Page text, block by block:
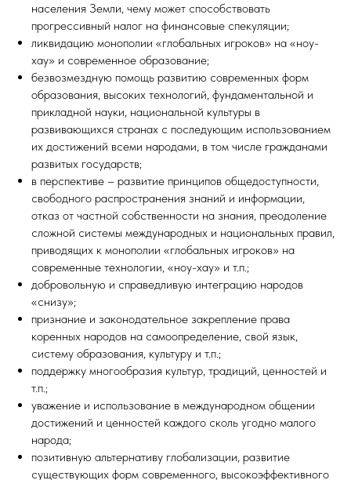
населения Земли, чему может способствовать
прогрессивный налог на финансовые спекуляции;
ликвидацию монополии «глобальных игроков» на «ноу-
хау» и современное образование;
безвозмездную помощь развитию современных форм
образования, высоких технологий, фундаментальной и
прикладной науки, национальной культуры в
развивающихся странах с последующим использованием
их достижений всеми народами, в том числе гражданами
развитых государств;
в перспективе – развитие принципов общедоступности,
свободного распространения знаний и информации,
отказ от частной собственности на знания, преодоление
сложной системы международных и национальных правил,
приводящих к монополии «глобальных игроков» на
современные технологии, «ноу-хау» и т.п.;
добровольную и справедливую интеграцию народов
«снизу»;
признание и законодательное закрепление права
коренных народов на самоопределение, свой язык,
систему образования, культуру и т.п.;
поддержку многообразия культур, традиций, ценностей и
т.п.;
уважение и использование в международном общении
достижений и ценностей каждого сколь угодно малого
народа;
позитивную альтернативу глобализации, развитие
существующих форм современного, высокоэффективного